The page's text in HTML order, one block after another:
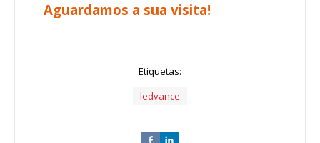
Aguardamos a sua visita!
Etiquetas:
ledvance